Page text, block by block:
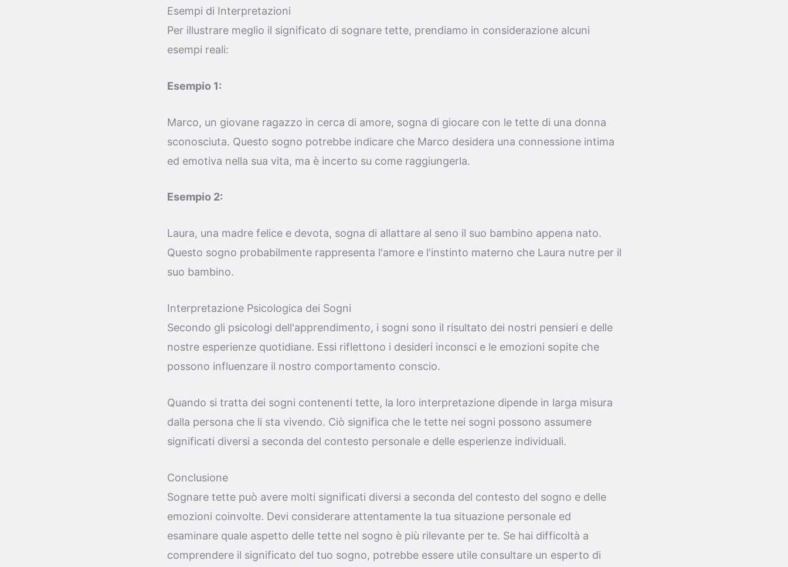
Esempi di Interpretazioni
Per illustrare meglio il significato di sognare tette, prendiamo in considerazione alcuni
esempi reali:
Esempio 1:
Marco, un giovane ragazzo in cerca di amore, sogna di giocare con le tette di una donna
sconosciuta. Questo sogno potrebbe indicare che Marco desidera una connessione intima
ed emotiva nella sua vita, ma è incerto su come raggiungerla.
Esempio 2:
Laura, una madre felice e devota, sogna di allattare al seno il suo bambino appena nato.
Questo sogno probabilmente rappresenta l'amore e l'instinto materno che Laura nutre per il
suo bambino.
Interpretazione Psicologica dei Sogni
Secondo gli psicologi dell'apprendimento, i sogni sono il risultato dei nostri pensieri e delle
nostre esperienze quotidiane. Essi riflettono i desideri inconsci e le emozioni sopite che
possono influenzare il nostro comportamento conscio.
Quando si tratta dei sogni contenenti tette, la loro interpretazione dipende in larga misura
dalla persona che li sta vivendo. Ciò significa che le tette nei sogni possono assumere
significati diversi a seconda del contesto personale e delle esperienze individuali.
Conclusione
Sognare tette può avere molti significati diversi a seconda del contesto del sogno e delle
emozioni coinvolte. Devi considerare attentamente la tua situazione personale ed
esaminare quale aspetto delle tette nel sogno è più rilevante per te. Se hai difficoltà a
comprendere il significato del tuo sogno, potrebbe essere utile consultare un esperto di